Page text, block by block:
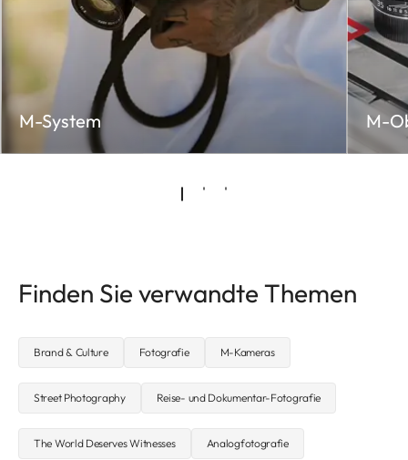
M-System M-
Finden Sie verwandte Themen
Brand & Culture Fotografie M-Kameras
Street Photography Reise- und Dokumentar-Fotografie
The World Deserves Witnesses Analogfotografie